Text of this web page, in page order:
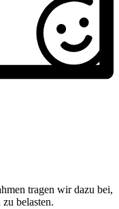
tragen wir dazu bei,
belasten.